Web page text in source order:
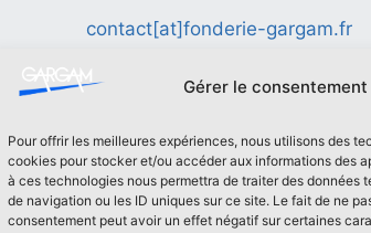
Gérer le consentement
Pour offrir les meilleures expériences, nous utilisons des
cookies pour stocker et/ou accéder aux informations des
à ces technologies nous permettra de traiter des données
de navigation ou les ID uniques sur ce site. Le fait de ne
consentement peut avoir un effet négatif sur certaines
contact[at]fonderie-gargam.fr